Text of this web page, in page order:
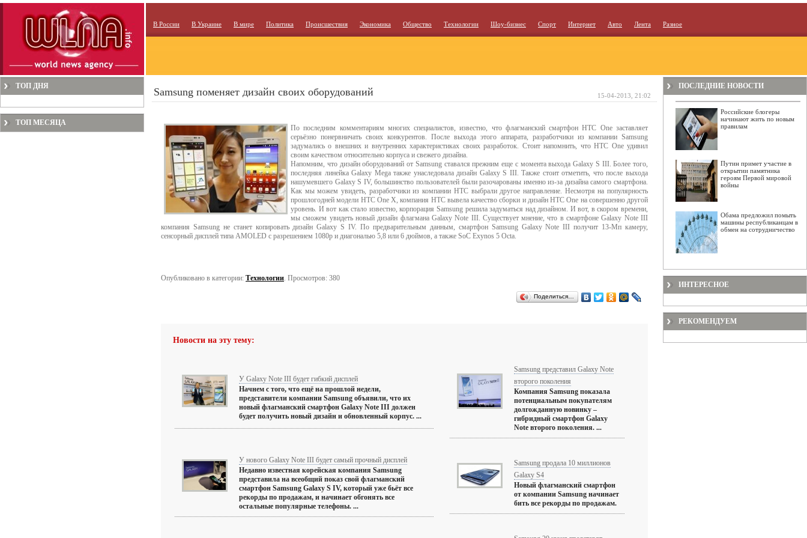
В России В Украине В мире Политика Происшествия Экономика Общество Технологии Шоу-бизнес Спорт Интернет Авто Лента Разное
ТОП ДНЯ
ТОП МЕСЯЦА
Samsung поменяет дизайн своих оборудований
По последним комментариям многих специалистов, известно, что флагманский смартфон HTC One заставляет
серьёзно понервничать своих конкурентов. После выхода этого аппарата, разработчики из компании Samsung
задумались о внешних и внутренних характеристиках своих разработок. Стоит напомнить, что HTC One удивил
своим качеством относительно корпуса и свежего дизайна.
Напомним, что дизайн оборудований от Samsung ставался прежним еще с момента выхода Galaxy S III. Более того,
последняя линейка Galaxy Mega также унаследовала дизайн Galaxy S III. Также стоит отметить, что после выхода
нашумевшего Galaxy S IV, большинство пользователей были разочарованы именно из-за дизайна самого смартфона.
Как мы можем увидеть, разработчики из компании HTC выбрали другое направление. Несмотря на популярность
прошлогодней модели HTC One X, компания HTC вывела качество сборки и дизайн HTC One на совершенно другой
уровень. И вот как стало известно, корпорация Samsung решила задуматься над дизайном. И вот, в скором времени,
мы сможем увидеть новый дизайн флагмана Galaxy Note III. Существует мнение, что в смартфоне Galaxy Note III
компания Samsung не станет копировать дизайн Galaxy S IV. По предварительным данным, смартфон Samsung Galaxy Note III получит 13-Мп камеру,
сенсорный дисплей типа AMOLED с разрешением 1080р и диагональю 5,8 или 6 дюймов, а также SoC Exynos 5 Octa.
Опубликовано в категории: Технологии. Просмотров: 380
Поделиться…
Новости на эту тему:
У Galaxy Note III будет гибкий дисплей
Начнем с того, что ещё на прошлой недели,
представители компании Samsung объявили, что их
новый флагманский смартфон Galaxy Note III должен
будет получить новый дизайн и обновленный корпус. ...
Samsung представил Galaxy Note
второго поколения
Компания Samsung показала
потенциальным покупателям
долгожданную новинку –
гибридный смартфон Galaxy
Note второго поколения. ...
У нового Galaxy Note III будет самый прочный дисплей
Недавно известная корейская компания Samsung
представила на всеобщий показ свой флагманский
смартфон Samsung Galaxy S IV, который уже бьёт все
рекорды по продажам, и начинает обгонять все
остальные популярные телефоны. ...
Samsung продала 10 миллионов
Galaxy S4
Новый флагманский смартфон
от компании Samsung начинает
бить все рекорды по продажам.
15-04-2013, 21:02
ПОСЛЕДНИЕ НОВОСТИ
Российские блогеры
начинают жить по новым
правилам
Путин примет участие в
открытии памятника
героям Первой мировой
войны
Обама предложил помыть
машины республиканцам в
обмен на сотрудничество
ИНТЕРЕСНОЕ
РЕКОМЕНДУЕМ